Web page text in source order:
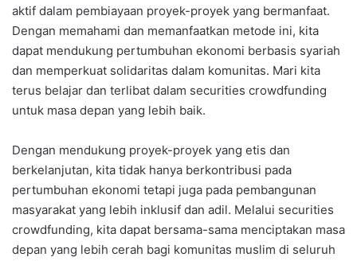
aktif dalam pembiayaan proyek-proyek yang bermanfaat.
Dengan memahami dan memanfaatkan metode ini, kita
dapat mendukung pertumbuhan ekonomi berbasis syariah
dan memperkuat solidaritas dalam komunitas. Mari kita
terus belajar dan terlibat dalam securities crowdfunding
untuk masa depan yang lebih baik.
Dengan mendukung proyek-proyek yang etis dan
berkelanjutan, kita tidak hanya berkontribusi pada
pertumbuhan ekonomi tetapi juga pada pembangunan
masyarakat yang lebih inklusif dan adil. Melalui securities
crowdfunding, kita dapat bersama-sama menciptakan masa
depan yang lebih cerah bagi komunitas muslim di seluruh